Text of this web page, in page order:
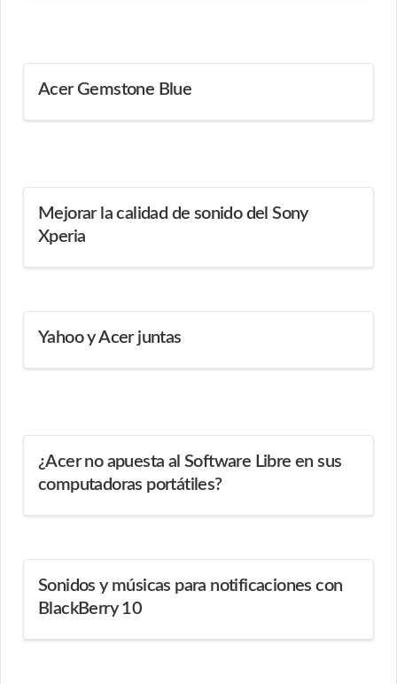
Acer Gemstone Blue
Mejorar la calidad de sonido del Sony
Xperia
Yahoo y Acer juntas
¿Acer no apuesta al Software Libre en sus
computadoras portátiles?
Sonidos y músicas para notificaciones con
BlackBerry 10